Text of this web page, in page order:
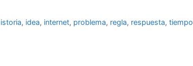
, idea, internet, problema, regla, respuesta,tiempo